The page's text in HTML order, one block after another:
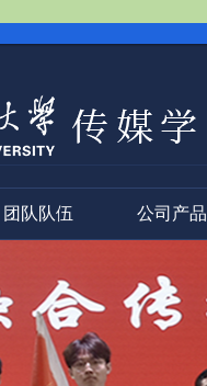
团队队伍 公司产品